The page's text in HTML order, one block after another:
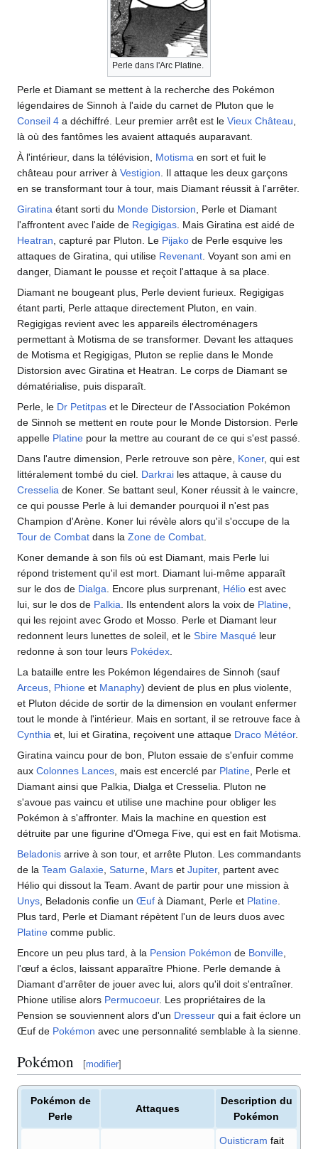
Perle dans l'Arc Platine.
Perle et Diamant se mettent à la recherche des Pokémon
légendaires de Sinnoh à l'aide du carnet de Pluton que le
Conseil 4 a déchiffré. Leur premier arrêt est le Vieux Château,
là où des fantômes les avaient attaqués auparavant.
À l'intérieur, dans la télévision, Motisma en sort et fuit le
château pour arriver à Vestigion. Il attaque les deux garçons
en se transformant tour à tour, mais Diamant réussit à l'arrêter.
Giratina étant sorti du Monde Distorsion, Perle et Diamant
l'affrontent avec l'aide de Regigigas. Mais Giratina est aidé de
Heatran, capturé par Pluton. Le Pijako de Perle esquive les
attaques de Giratina, qui utilise Revenant. Voyant son ami en
danger, Diamant le pousse et reçoit l'attaque à sa place.
Diamant ne bougeant plus, Perle devient furieux. Regigigas
étant parti, Perle attaque directement Pluton, en vain.
Regigigas revient avec les appareils électroménagers
permettant à Motisma de se transformer. Devant les attaques
de Motisma et Regigigas, Pluton se replie dans le Monde
Distorsion avec Giratina et Heatran. Le corps de Diamant se
dématérialise, puis disparaît.
Perle, le Dr Petitpas et le Directeur de l'Association Pokémon
de Sinnoh se mettent en route pour le Monde Distorsion. Perle
appelle Platine pour la mettre au courant de ce qui s'est passé.
Dans l'autre dimension, Perle retrouve son père, Koner, qui est
littéralement tombé du ciel. Darkrai les attaque, à cause du
Cresselia de Koner. Se battant seul, Koner réussit à le vaincre,
ce qui pousse Perle à lui demander pourquoi il n'est pas
Champion d'Arène. Koner lui révèle alors qu'il s'occupe de la
Tour de Combat dans la Zone de Combat.
Koner demande à son fils où est Diamant, mais Perle lui
répond tristement qu'il est mort. Diamant lui-même apparaît
sur le dos de Dialga. Encore plus surprenant, Hélio est avec
lui, sur le dos de Palkia. Ils entendent alors la voix de Platine,
qui les rejoint avec Grodo et Mosso. Perle et Diamant leur
redonnent leurs lunettes de soleil, et le Sbire Masqué leur
redonne à son tour leurs Pokédex.
La bataille entre les Pokémon légendaires de Sinnoh (sauf
Arceus, Phione et Manaphy) devient de plus en plus violente,
et Pluton décide de sortir de la dimension en voulant enfermer
tout le monde à l'intérieur. Mais en sortant, il se retrouve face à
Cynthia et, lui et Giratina, reçoivent une attaque Draco Météor.
Giratina vaincu pour de bon, Pluton essaie de s'enfuir comme
aux Colonnes Lances, mais est encerclé par Platine, Perle et
Diamant ainsi que Palkia, Dialga et Cresselia. Pluton ne
s'avoue pas vaincu et utilise une machine pour obliger les
Pokémon à s'affronter. Mais la machine en question est
détruite par une figurine d'Omega Five, qui est en fait Motisma.
Beladonis arrive à son tour, et arrête Pluton. Les commandants
de la Team Galaxie, Saturne, Mars et Jupiter, partent avec
Hélio qui dissout la Team. Avant de partir pour une mission à
Unys, Beladonis confie un Œuf à Diamant, Perle et Platine.
Plus tard, Perle et Diamant répètent l'un de leurs duos avec
Platine comme public.
Encore un peu plus tard, à la Pension Pokémon de Bonville,
l'œuf a éclos, laissant apparaître Phione. Perle demande à
Diamant d'arrêter de jouer avec lui, alors qu'il doit s'entraîner.
Phione utilise alors Permucoeur. Les propriétaires de la
Pension se souviennent alors d'un Dresseur qui a fait éclore un
Œuf de Pokémon avec une personnalité semblable à la sienne.
Pokémon [modifier]
Pokémon de
Perle
Attaques
Description du
Pokémon
Ouisticram fait